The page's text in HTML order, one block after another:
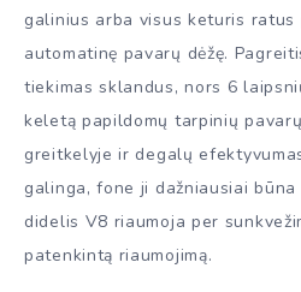
galinius arba visus keturis ratus
automatinę pavarų dėžę.
tiekimas sklandus, nors 6
keletą papildomų tarpinių
greitkelyje ir degalų
galinga, fone ji dažniausiai
didelis V8 riaumoja per
patenkintą riaumojimą.